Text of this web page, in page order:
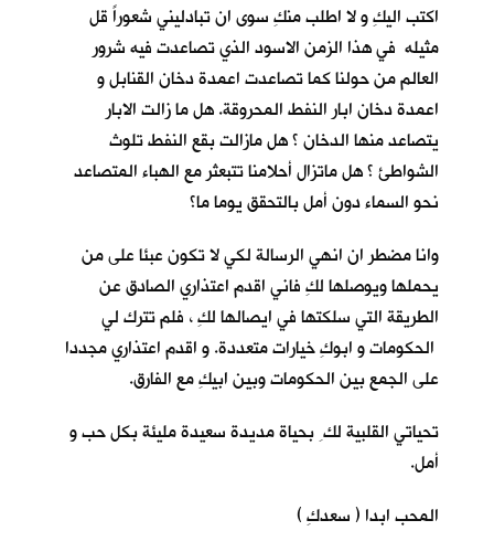
اكتب اليكِ و لا اطلب منكِ سوى ان تبادليني شعوراً قل
مثيله في هذا الزمن الاسود الذي تصاعدت فيه شرور
العالم من حولنا كما تصاعدت اعمدة دخان القنابل و
اعمدة دخان ابار النفط المحروقة. هل ما زالت الابار
يتصاعد منها الدخان ؟ هل مازالت بقع النفط تلوث
الشواطئ ؟ هل ماتزال أحلامنا تتبعثر مع الهباء المتصاعد
نحو السماء دون أمل بالتحقق يوما ما؟
وانا مضطر ان انهي الرسالة لكي لا تكون عبئا على من
يحملها ويوصلها لكِ فاني اقدم اعتذاري الصادق عن
الطريقة التي سلكتها في ايصالها لكِ ، فلم تترك لي
الحكومات و ابوكِ خيارات متعددة. و اقدم اعتذاري مجددا
على الجمع بين الحكومات وبين ابيكِ مع الفارق.
تحياتي القلبية لك ِ بحياة مديدة سعيدة مليئة بكل حب و
أمل.
المحب ابدا ( سعدكِ )